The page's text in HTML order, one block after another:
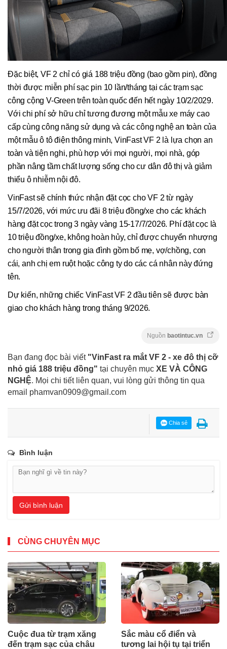
Đặc biệt, VF 2 chỉ có giá 188 triệu đồng (bao gồm pin), đồng
thời được miễn phí sạc pin 10 lần/tháng tại các trạm sạc
công cộng V-Green trên toàn quốc đến hết ngày 10/2/2029.
Với chi phí sở hữu chỉ tương đương một mẫu xe máy cao
cấp cùng công năng sử dụng và các công nghệ an toàn của
một mẫu ô tô điện thông minh, VinFast VF 2 là lựa chọn an
toàn và tiện nghi, phù hợp với mọi người, mọi nhà, góp
phần nâng tầm chất lượng sống cho cư dân đô thị và giảm
thiểu ô nhiễm nội đô.
VinFast sẽ chính thức nhận đặt cọc cho VF 2 từ ngày
15/7/2026, với mức ưu đãi 8 triệu đồng/xe cho các khách
hàng đặt cọc trong 3 ngày vàng 15-17/7/2026. Phí đặt cọc là
10 triệu đồng/xe, không hoàn hủy, chỉ được chuyển nhượng
cho người thân trong gia đình gồm bố mẹ, vợ/chồng, con
cái, anh chị em ruột hoặc công ty do các cá nhân này đứng
tên.
Dự kiến, những chiếc VinFast VF 2 đầu tiên sẽ được bàn
giao cho khách hàng trong tháng 9/2026.
Nguồn baotintuc.vn
Bạn đang đọc bài viết "VinFast ra mắt VF 2 - xe đô thị cỡ
nhỏ giá 188 triệu đồng" tại chuyên mục XE VÀ CÔNG
NGHỆ. Mọi chi tiết liên quan, vui lòng gửi thông tin qua
email phamvan0909@gmail.com
Chia sẻ
Bình luận
Gửi bình luận
CÙNG CHUYÊN MỤC
Cuộc đua từ trạm xăng
đến trạm sạc của châu
Sắc màu cổ điển và
tương lai hội tụ tại triển